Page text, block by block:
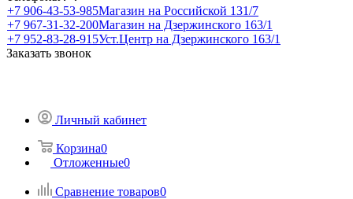
+7 906-43-53-985Магазин на Российской 131/7
+7 967-31-32-200Магазин на Дзержинского 163/1
+7 952-83-28-915Уст.Центр на Дзержинского 163/1
Заказать звонок
Личный кабинет
Корзина0
Отложенные0
Сравнение товаров0